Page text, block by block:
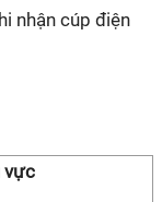
nhận cúp điện
vực